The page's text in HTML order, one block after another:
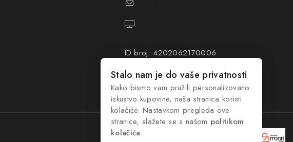
ID broj: 4202062170006
PDV broj: 202062170006
Stalo nam je do vaše privatnosti
Kako bismo vam pružili personalizovano
iskustvo kupovine, naša stranica koristi
kolačiće. Nastavkom pregleda ove
stranice, slažete se s našom politikom
kolačića.